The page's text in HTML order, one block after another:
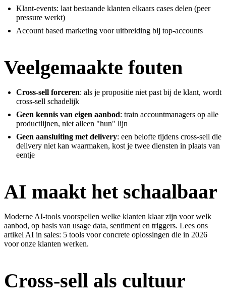
Klant-events: laat bestaande klanten elkaars cases delen (peer
pressure werkt)
Account based marketing voor uitbreiding bij top-accounts
Veelgemaakte fouten
Cross-sell forceren: als je propositie niet past bij de klant, wordt
cross-sell schadelijk
Geen kennis van eigen aanbod: train accountmanagers op alle
productlijnen, niet alleen "hun" lijn
Geen aansluiting met delivery: een belofte tijdens cross-sell die
delivery niet kan waarmaken, kost je twee diensten in plaats van
eentje
AI maakt het schaalbaar
Moderne AI-tools voorspellen welke klanten klaar zijn voor welk
aanbod, op basis van usage data, sentiment en triggers. Lees ons
artikel AI in sales: 5 tools voor concrete oplossingen die in 2026
voor onze klanten werken.
Cross-sell als cultuur